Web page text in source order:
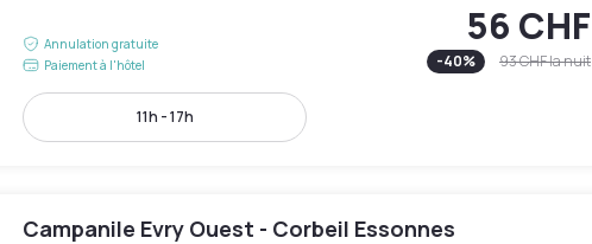
Annulation gratuite
Paiement à l'hôtel
56 CHF
-40% 93 CHFla nuit
11h - 17h
Campanile Evry Ouest - Corbeil Essonnes